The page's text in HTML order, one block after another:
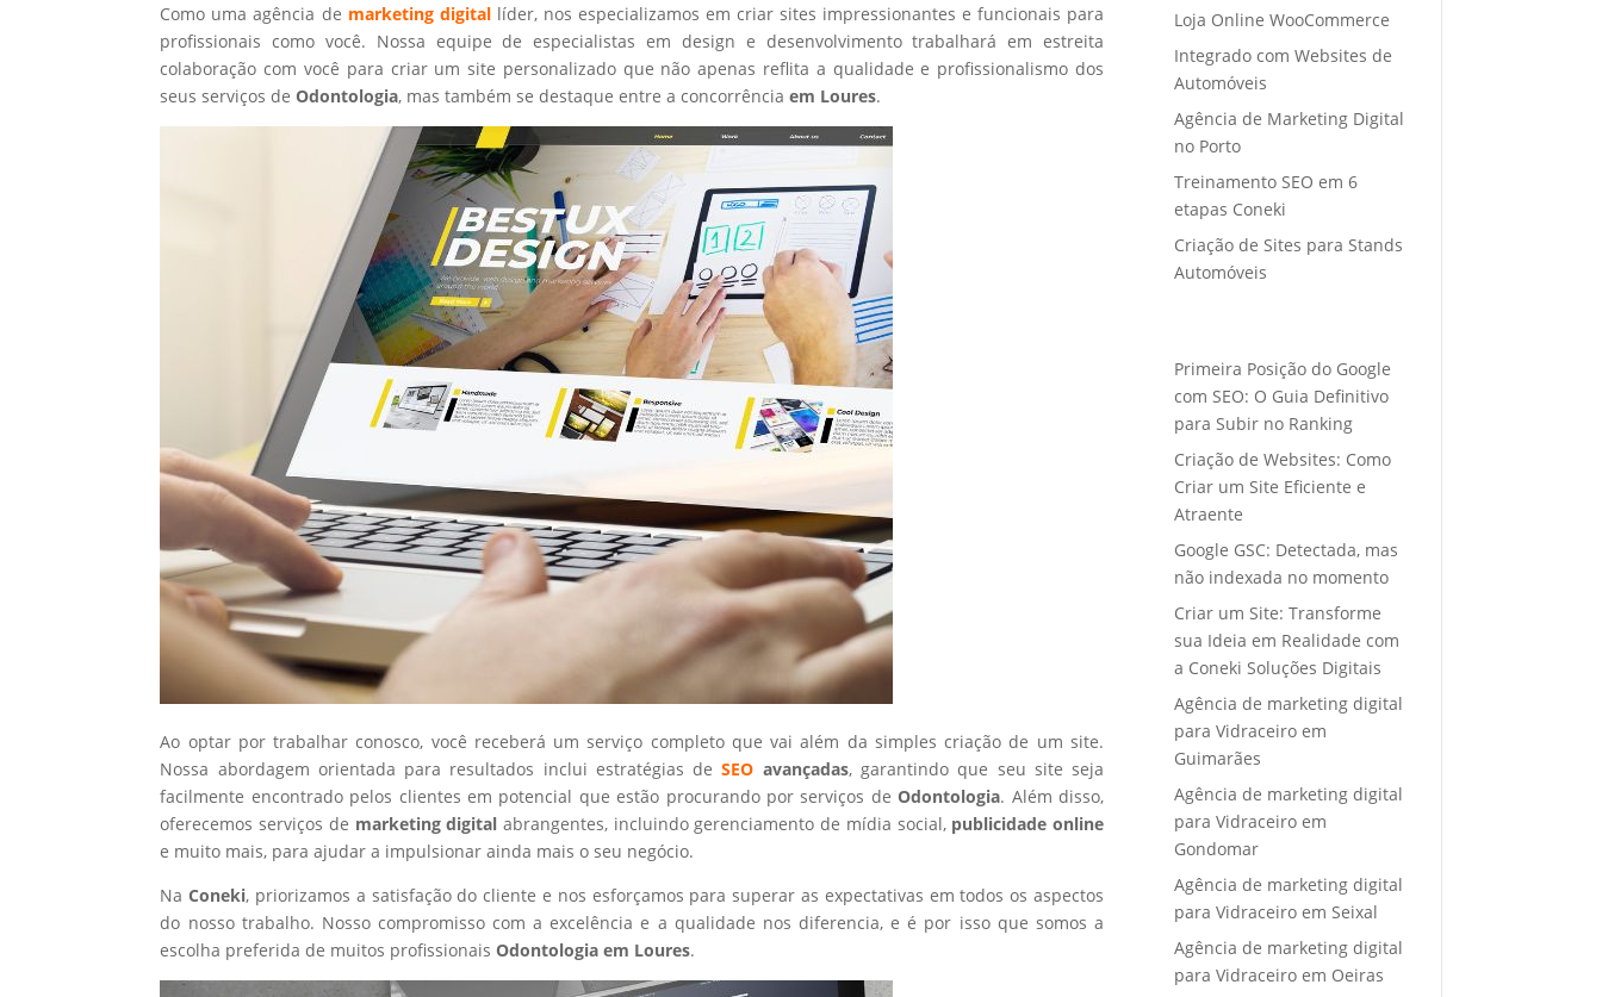
Como uma agência de marketing digitallíder, nos especializamos em criar sites impressionantes e funcionais para
profissionais como você. Nossa equipe de especialistas em design e desenvolvimento trabalhará em estreita
colaboração com você para criar um site personalizado que não apenas reflita a qualidade e profissionalismo dos
seus serviços deOdontologia, mas também se destaque entre a concorrênciaem Loures.
Ao optar por trabalhar conosco, você receberá um serviço completo que vai além da simples criação de um site.
Nossa abordagem orientada para resultados inclui estratégias deSEO avançadas, garantindo que seu site seja
facilmente encontrado pelos clientes em potencial que estão procurando por serviços deOdontologia. Além disso,
oferecemos serviços de marketing digital abrangentes, incluindo gerenciamento de mídia social, publicidade online
e muito mais, para ajudar a impulsionar ainda mais o seu negócio.
NaConeki, priorizamos a satisfação do cliente e nos esforçamos para superar as expectativas em todos os aspectos
do nosso trabalho. Nosso compromisso com a excelência e a qualidade nos diferencia, e é por isso que somos a
escolha preferida de muitos profissionaisOdontologia em Loures.
Loja Online WooCommerce
Integrado com Websites de
Automóveis
Agência de Marketing Digital
no Porto
Treinamento SEO em 6
etapas Coneki
Criação de Sites para Stands
Automóveis
Primeira Posição do Google
com SEO: O Guia Definitivo
para Subir no Ranking
Criação de Websites: Como
Criar um Site Eficiente e
Atraente
Google GSC: Detectada, mas
não indexada no momento
Criar um Site: Transforme
sua Ideia em Realidade com
a Coneki Soluções Digitais
Agência de marketing digital
para Vidraceiro em
Guimarães
Agência de marketing digital
para Vidraceiro em
Gondomar
Agência de marketing digital
para Vidraceiro em Seixal
Agência de marketing digital
para Vidraceiro em Oeiras